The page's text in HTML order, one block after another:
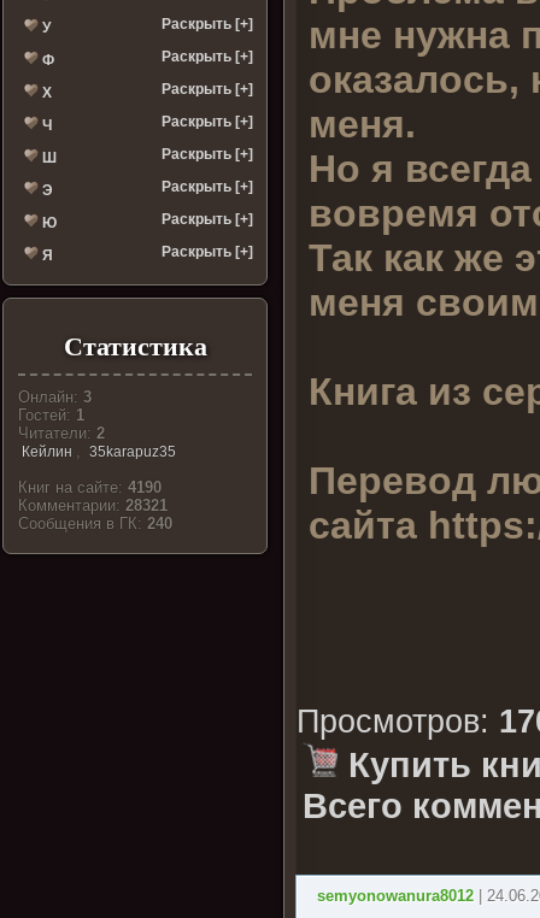
У Раскрыть [+]
Ф Раскрыть [+]
Х Раскрыть [+]
Ч Раскрыть [+]
Ш Раскрыть [+]
Э Раскрыть [+]
Ю Раскрыть [+]
Я Раскрыть [+]
Статистика
Онлайн:3
Гостей: 1
Читатели:2
Кейлин 35karapuz35
Книг на сайте:4190
Комментарии:28321
Cообщения в ГК:240
мне нужна
оказалось,
меня.
Но я
вовремя
Так как же
меня
Книга из
Перевод
сайта
Просмотров:
Купить
Всего
semyonowanura8012 |